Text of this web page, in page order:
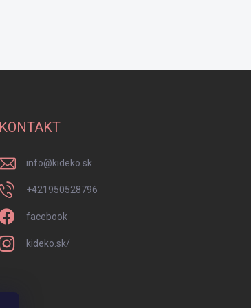
KONTAKT
info@kideko.sk
+421950528796
facebook
kideko.sk/